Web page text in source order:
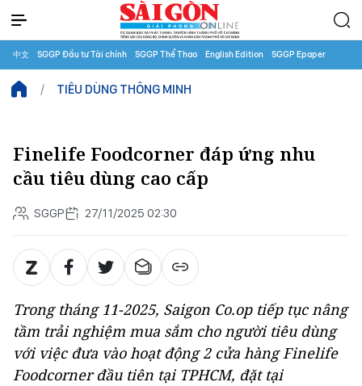
中文 SGGP Đầu tư Tài chính SGGP Thể Thao English Edition SGGP Epaper
TIÊU DÙNG THÔNG MINH
Finelife Foodcorner đáp ứng nhu
cầu tiêu dùng cao cấp
SGGP 27/11/2025 02:30
Trong tháng 11-2025, Saigon Co.op tiếp tục nâng
tầm trải nghiệm mua sắm cho người tiêu dùng
với việc đưa vào hoạt động 2 cửa hàng Finelife
Foodcorner đầu tiên tại TPHCM, đặt tại